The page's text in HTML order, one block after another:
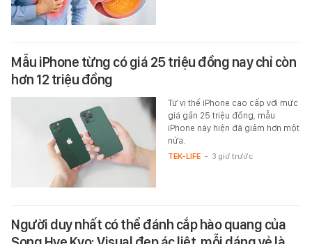
Mẫu iPhone từng có giá 25 triệu đồng nay chỉ còn
hơn 12 triệu đồng
Từ vị thế iPhone cao cấp với mức
giá gần 25 triệu đồng, mẫu
iPhone này hiện đã giảm hơn một
nửa.
TEK-LIFE - 3 giờ trước
Người duy nhất có thể đánh cắp hào quang của